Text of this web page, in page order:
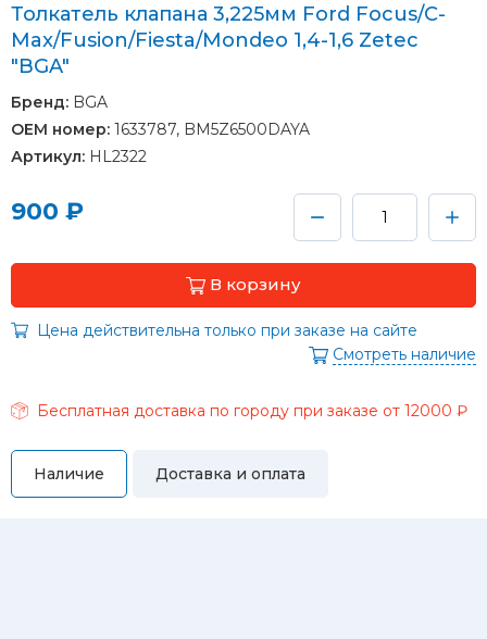
Толкатель клапана 3,225мм Ford Focus/C-
Max/Fusion/Fiesta/Mondeo 1,4-1,6 Zetec
"BGA"
Бренд: BGA
OEM номер: 1633787, BM5Z6500DAYA
Артикул: HL2322
900 ₽
В корзину
Смотреть наличие
Бесплатная доставка по городу при заказе от 12000 ₽
Цена действительна только при заказе на сайте
Наличие Доставка и оплата